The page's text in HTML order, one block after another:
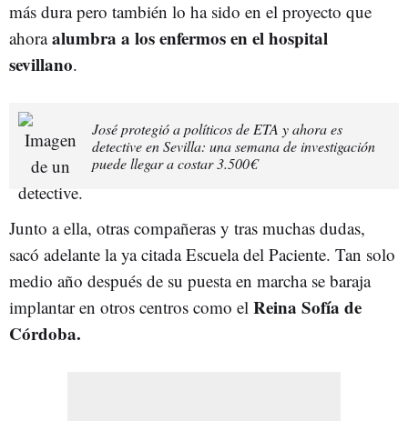
más dura pero también lo ha sido en el proyecto que
ahoraalumbra a los enfermos en el hospital
sevillano.
José protegió a políticos de ETA y ahora es
detective en Sevilla: una semana de investigación
puede llegar a costar 3.500€
Junto a ella, otras compañeras y tras muchas dudas,
sacó adelante la ya citada Escuela del Paciente. Tan solo
medio año después de su puesta en marcha se baraja
implantar en otros centros como el Reina Sofía de
Córdoba.